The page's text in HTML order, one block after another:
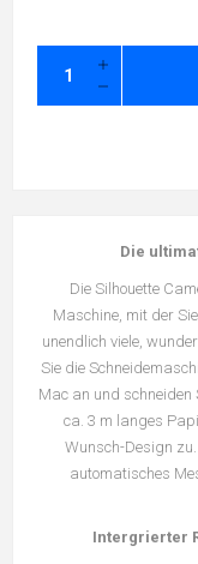
Die
Die Silhouette
Maschine, mit der
unendlich viele,
Sie die
Mac an und
ca. 3 m langes
Wunsch-Design
automatisches
Intergrierter